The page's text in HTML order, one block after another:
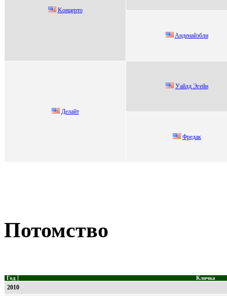
Koнцертo
Aндeнaйэбли
Делaйт
Уайлд Эгeйн
Фредак
Потомство
Год Кличка
2010